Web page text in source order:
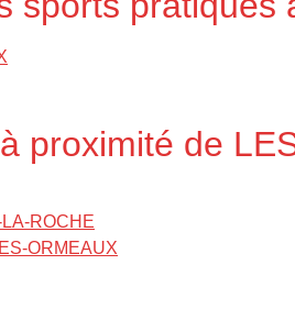
proximité de
ROCHE
ORMEAUX